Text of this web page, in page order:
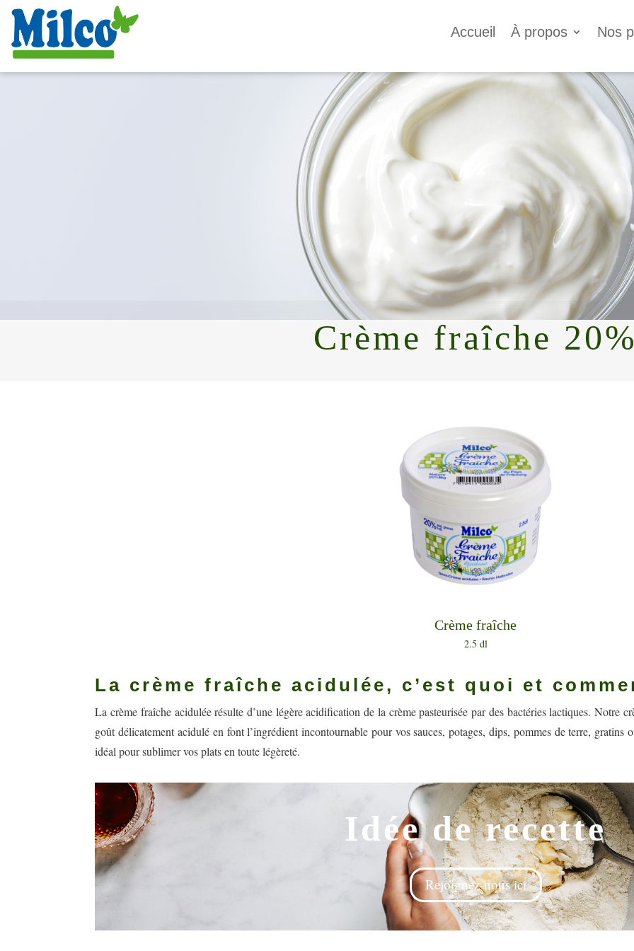
Accueil À propos Nos
Crème fraîche
Crème fraîche
2.5 dl
La crème fraîche acidulée, c’est quoi et
La crème fraîche acidulée résulte d’une légère acidification de la crème pasteurisée par des bactéries lactiques. Notre
goût délicatement acidulé en font l’ingrédient incontournable pour vos sauces, potages, dips, pommes de terre, gratins
idéal pour sublimer vos plats en toute légèreté.
Idée de recette
Rejoignez-nous ici